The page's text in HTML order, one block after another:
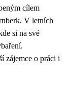
cílem
V letních
si na své
zájemce o práci i